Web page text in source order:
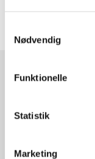
Nødvendig
Funktionelle
Statistik
Marketing
Fra